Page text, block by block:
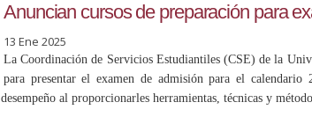
Anuncian cursos de preparación para
13 Ene 2025
La Coordinación de Servicios Estudiantiles (CSE) de la
para presentar el examen de admisión para el
desempeño al proporcionarles herramientas, técnicas y